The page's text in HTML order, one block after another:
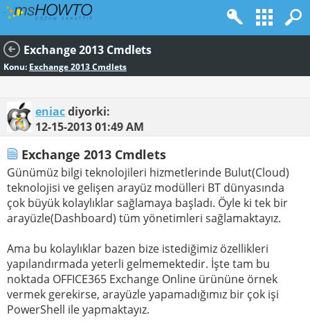
Exchange 2013 Cmdlets
Konu: Exchange 2013 Cmdlets
eniacdiyorki:
12-15-201301:49 AM
Exchange 2013 Cmdlets
Günümüz bilgi teknolojileri hizmetlerinde Bulut(Cloud)
teknolojisi ve gelişen arayüz modülleri BT dünyasında
çok büyük kolaylıklar sağlamaya başladı. Öyle ki tek bir
arayüzle(Dashboard) tüm yönetimleri sağlamaktayız.
Ama bu kolaylıklar bazen bize istediğimiz özellikleri
yapılandırmada yeterli gelmemektedir. İşte tam bu
noktada OFFICE365 Exchange Online ürününe örnek
vermek gerekirse, arayüzle yapamadığımız bir çok işi
PowerShell ile yapmaktayız.